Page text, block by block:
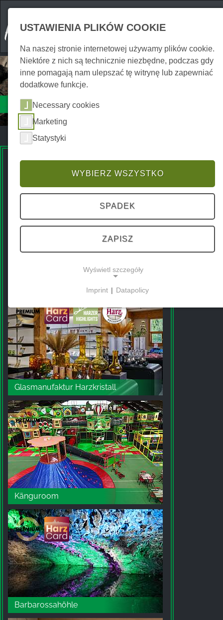
Atrakcje
Indoor
Premium Spots
Kletter-Fun Clip 'n Climb Harz
Glasmanufaktur Harzkristall
Känguroom
Barbarossahöhle
USTAWIENIA PLIKÓW COOKIE
Na naszej stronie internetowej używamy plików cookie.
Niektóre z nich są technicznie niezbędne, podczas gdy
inne pomagają nam ulepszać tę witrynę lub zapewniać
dodatkowe funkcje.
Necessary cookies
Marketing
Statystyki
WYBIERZ WSZYSTKO
SPADEK
ZAPISZ
Wyświetl szczegóły
Te pliki cookie umożliwiają podstawową
funkcjonalność i są niezbędne do korzystania z
witryny.
MARKETING
Marketingowe pliki cookie są wykorzystywane
przez strony trzecie do wyświetlania
spersonalizowanych reklam. Robią to poprzez
śledzenie odwiedzających na różnych stronach
internetowych.
Facebook Pixel
Name:
_fbp, fr, _fbq, fbq
Provider:
Facebook Ireland Ltd.
Purpose:
Pomiar reklam i marketing
Cookie duration:
3 miesiące - 1 rok
Imprint | Datapolicy